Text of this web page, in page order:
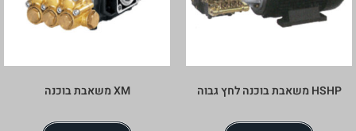
XM משאבת בוכנה